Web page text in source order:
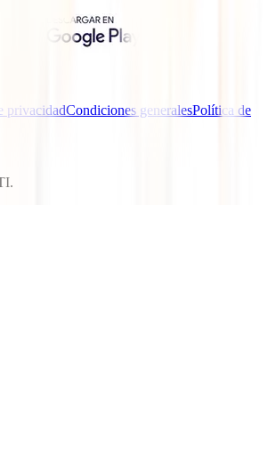
privacidadCondiciones generalesPolítica de